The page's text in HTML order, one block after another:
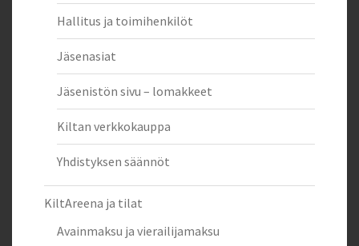
Hallitus ja toimihenkilöt
Jäsenasiat
Jäsenistön sivu – lomakkeet
Kiltan verkkokauppa
Yhdistyksen säännöt
KiltAreena ja tilat
Avainmaksu ja vierailijamaksu